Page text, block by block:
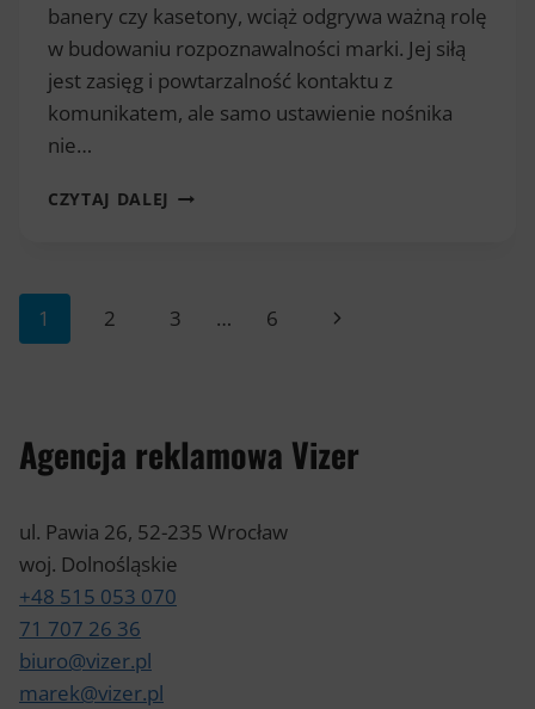
banery czy kasetony, wciąż odgrywa ważną rolę
w budowaniu rozpoznawalności marki. Jej siłą
jest zasięg i powtarzalność kontaktu z
komunikatem, ale samo ustawienie nośnika
nie…
CZYTAJ DALEJ JAK
Nawigacja
1 2 3 … 6
Następna
Agencja reklamowa Vizer
ul. Pawia 26, 52-235 Wrocław
woj. Dolnośląskie
+48 515 053 070
71 707 26 36
biuro@vizer.pl
marek@vizer.pl